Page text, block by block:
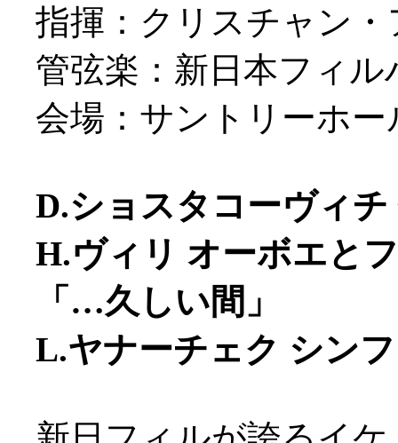
指揮：クリスチャン
管弦楽：新日本フィ
会場：サントリーホー
D.ショスタコーヴィチ
H.ヴィリ オーボエと
「…久しい間」
L.ヤナーチェク シン